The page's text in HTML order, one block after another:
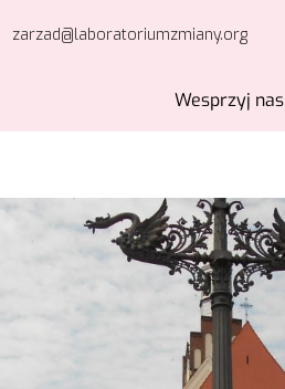
zarzad@laboratoriumzmiany.org
Wesprzyj nas